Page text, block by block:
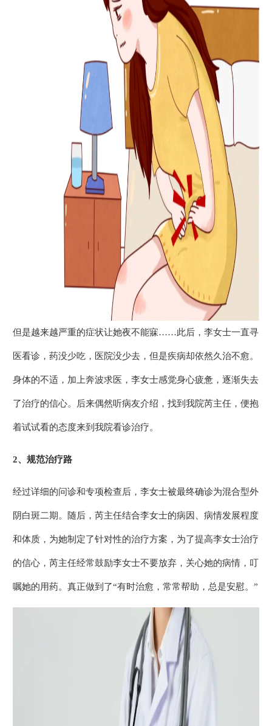
但是越来越严重的症状让她夜不能寐……此后，李女士一直寻
医看诊，药没少吃，医院没少去，但是疾病却依然久治不愈。
身体的不适，加上奔波求医，李女士感觉身心疲惫，逐渐失去
了治疗的信心。后来偶然听病友介绍，找到我院芮主任，便抱
着试试看的态度来到我院看诊治疗。
2、 规范治疗路
经过详细的问诊和专项检查后，李女士被最终确诊为混合型外
阴白斑二期。随后，芮主任结合李女士的病因、病情发展程度
和体质，为她制定了针对性的治疗方案，为了提高李女士治疗
的信心，芮主任经常鼓励李女士不要放弃，关心她的病情，叮
嘱她的用药。真正做到了“有时治愈，常常帮助，总是安慰。”